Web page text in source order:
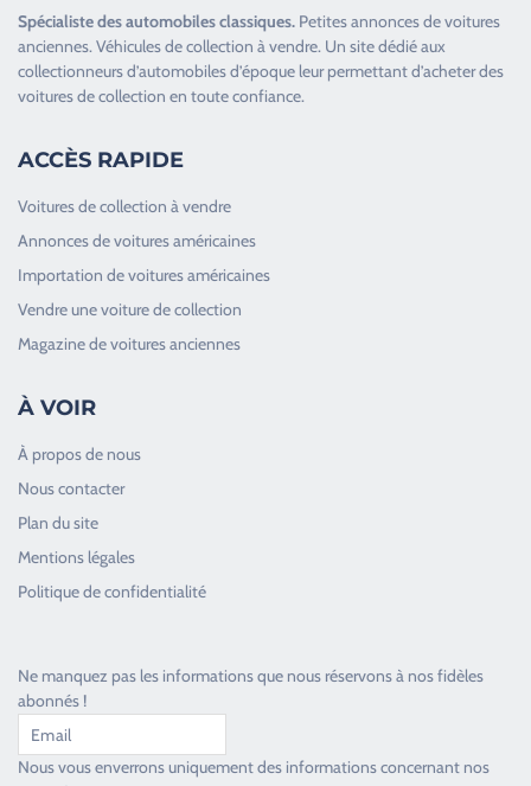
Spécialiste desautomobiles classiques. Petites annonces devoitures
anciennes.Véhicules de collection à vendre. Un site dédié aux
collectionneurs d’automobiles d’époque leur permettant d’acheter des
voitures de collection en toute confiance.
ACCÈS RAPIDE
Voitures de collection à vendre
Annonces de voitures américaines
Importation de voitures américaines
Vendre une voiture de collection
Magazine de voitures anciennes
À VOIR
À propos de nous
Nous contacter
Plan du site
Mentions légales
Politique de confidentialité
Ne manquez pas les informations que nous réservons à nos fidèles
abonnés !
Nous vous enverrons uniquement des informations concernant nos
Toujours heureux d'aider les passionnés